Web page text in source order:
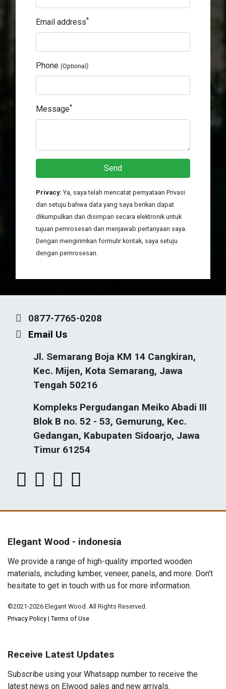
Email address*
Phone (Optional)
Message*
Send
Privacy: Ya, saya telah mencatat pernyataan Privasi
dan setuju bahwa data yang saya berikan dapat
dikumpulkan dan disimpan secara elektronik untuk
tujuan pemrosesan dan menjawab pertanyaan saya.
Dengan mengirimkan formulir kontak, saya setuju
dengan pemrosesan.
0877-7765-0208
Email Us
Jl. Semarang Boja KM 14 Cangkiran,
Kec. Mijen, Kota Semarang, Jawa
Tengah 50216
Kompleks Pergudangan Meiko Abadi III
Blok B no. 52 - 53, Gemurung, Kec.
Gedangan, Kabupaten Sidoarjo, Jawa
Timur 61254
Elegant Wood - indonesia
We provide a range of high-quality imported wooden
materials, including lumber, veneer, panels, and more. Don't
hesitate to get in touch with us for more information.
©2021-2026 Elegant Wood. All Rights Reserved.
Privacy Policy | Terms of Use
Receive Latest Updates
Subscribe using your Whatsapp number to receive the
latest news on Elwood sales and new arrivals.